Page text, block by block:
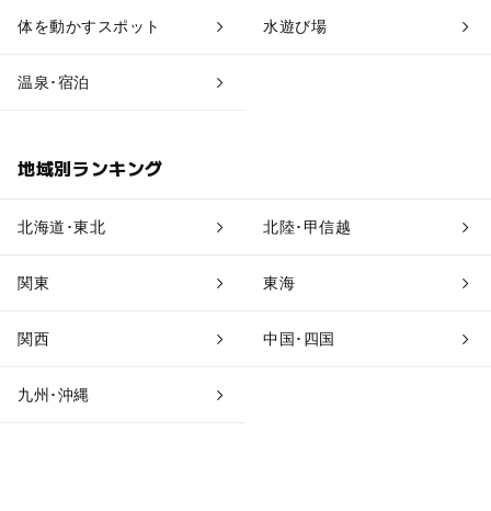
体を動かすスポット 水遊び場
温泉･宿泊
地域別ランキング
北海道･東北 北陸･甲信越
関東 東海
関西 中国･四国
九州･沖縄